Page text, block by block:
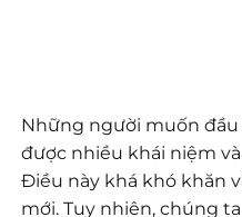
Những người muốn đầu
được nhiều khái niệm
Điều này khá khó khăn
mới. Tuy nhiên, chúng